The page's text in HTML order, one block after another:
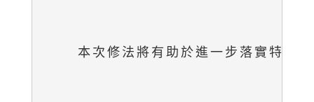
本次修法將有助於進一步落實特銷